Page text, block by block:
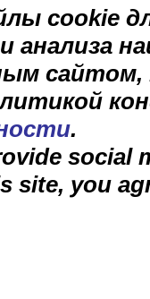
cookie
анализа
.
social
site, you